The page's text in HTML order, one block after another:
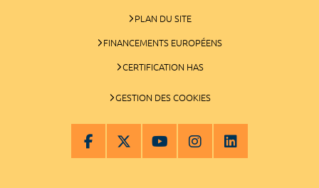
PLAN DU SITE
FINANCEMENTS EUROPÉENS
CERTIFICATION HAS
GESTION DES COOKIES